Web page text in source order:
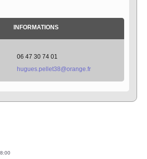
INFORMATIONS
06 47 30 74 01
hugues.pellet38@orange.fr